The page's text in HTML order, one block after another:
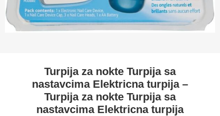
Turpija za nokte Turpija sa
nastavcima Elektricna turpija –
Turpija za nokte Turpija sa
nastavcima Elektricna turpija